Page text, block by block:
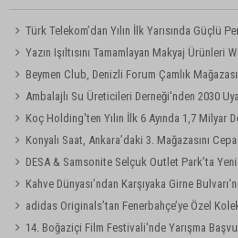
Türk Telekom’dan Yılın İlk Yarısında Güçlü
Yazın Işıltısını Tamamlayan Makyaj Ürünleri
Beymen Club, Denizli Forum Çamlık
Ambalajlı Su Üreticileri Derneği'nden 2030
Koç Holding'ten Yılın İlk 6 Ayında 1,7 Milyar
Konyalı Saat, Ankara’daki 3. Mağazasını Cepa
DESA & Samsonite Selçuk Outlet Park’ta Yeni
Kahve Dünyası’ndan Karşıyaka Girne
adidas Originals’tan Fenerbahçe’ye Özel
14. Boğaziçi Film Festivali'nde Yarışma